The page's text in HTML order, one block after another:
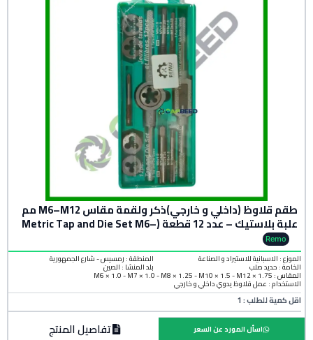
طقم قلاوظ (داخلي و خارجي)ذكر ولقمة مقاس M6–M12 مم
علبة بلاستيك – عدد 12 قطعة (Metric Tap and Die Set M6–
M12 mm)
Remo
الموزع : الاسبانية للاستيراد و الصناعة
الخامة : حديد صلب
المنطقة : رمسيس - شارع الجمهورية
بلد المنشأ :الصين
المقاس : M6 × 1.0 - M7 × 1.0 - M8 × 1.25 - M10 × 1.5 - M12 × 1.75
الاستخدام : عمل قلاوظ يدوي داخلي و خارجي
اقل كمية للطلب : 1
تفاصيل المنتج اسأل المورد عن السعر